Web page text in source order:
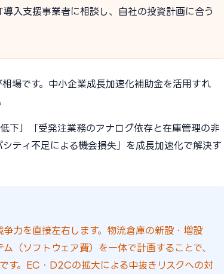
支援事業者に相談し、自社の投資計画に合う
場です。中小企業成長加速化補助金を活用すれ
下」「受発注業務のアナログ依存と在庫管理の非
ティ不足による機会損失」を成長加速化で解決す
力を直接左右します。物流倉庫の新設・増設
（ソフトウェア費）を一体で計画することで、
す。EC・D2Cの拡大による中抜きリスクへの対